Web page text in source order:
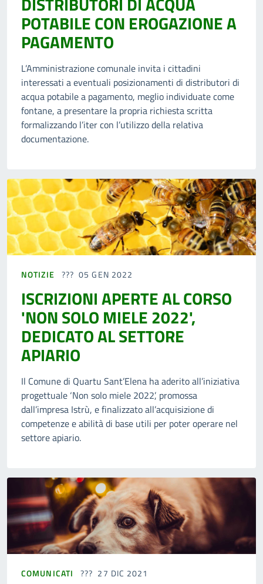
POTABILE CON EROGAZIONE A
PAGAMENTO
L’Amministrazione comunale invita i cittadini
interessati a eventuali posizionamenti di distributori di
acqua potabile a pagamento, meglio individuate come
fontane, a presentare la propria richiesta scritta
formalizzando l’iter con l’utilizzo della relativa
documentazione.
NOTIZIE 05 GEN 2022
ISCRIZIONI APERTE AL CORSO
'NON SOLO MIELE 2022',
DEDICATO AL SETTORE
APIARIO
Il Comune di Quartu Sant’Elena ha aderito all’iniziativa
progettuale ‘Non solo miele 2022’, promossa
dall’impresa Istrù, e finalizzato all’acquisizione di
competenze e abilità di base utili per poter operare nel
settore apiario.
COMUNICATI 27 DIC 2021